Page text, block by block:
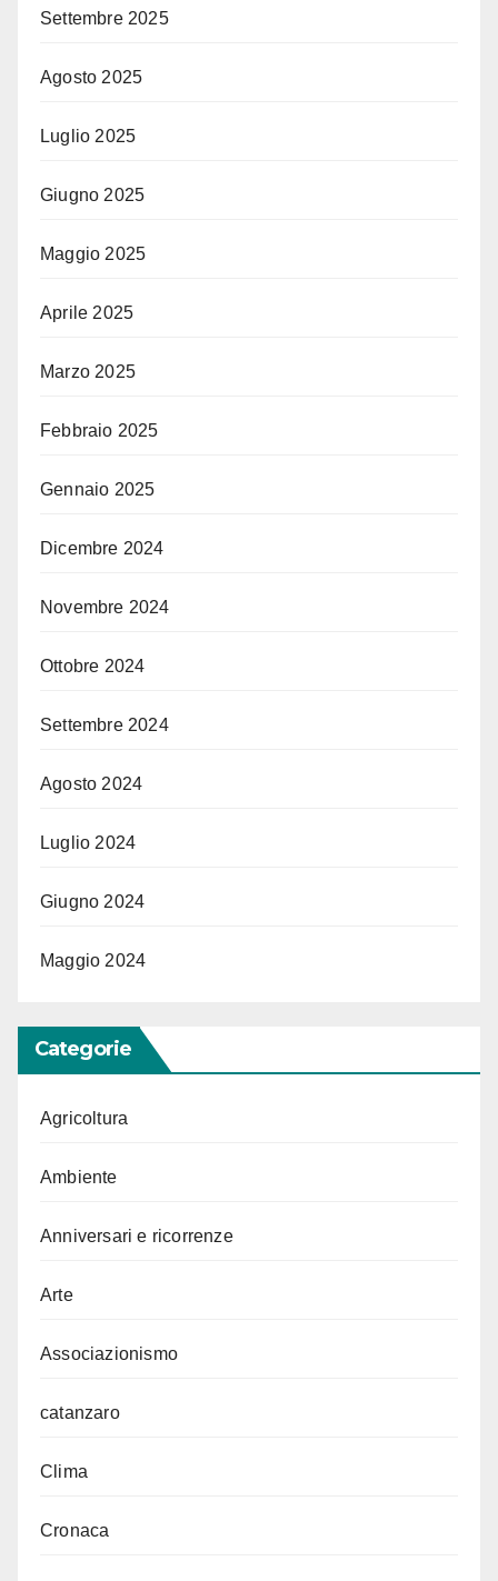
Settembre 2025
Agosto 2025
Luglio 2025
Giugno 2025
Maggio 2025
Aprile 2025
Marzo 2025
Febbraio 2025
Gennaio 2025
Dicembre 2024
Novembre 2024
Ottobre 2024
Settembre 2024
Agosto 2024
Luglio 2024
Giugno 2024
Maggio 2024
Categorie
Agricoltura
Ambiente
Anniversari e ricorrenze
Arte
Associazionismo
catanzaro
Clima
Cronaca